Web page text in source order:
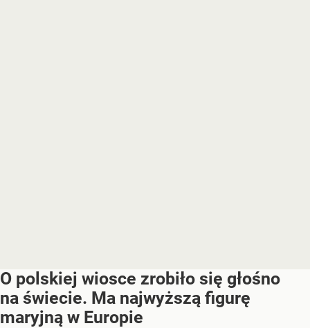
O polskiej wiosce zrobiło się głośno
na świecie. Ma najwyższą figurę
maryjną w Europie